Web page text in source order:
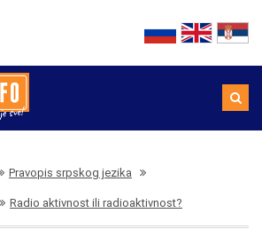
Pravopis srpskog jezika
Radio aktivnost ili radioaktivnost?